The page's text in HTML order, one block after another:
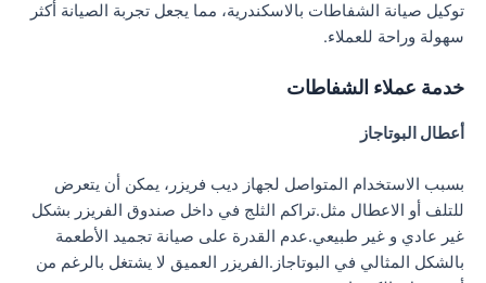
توكيل صيانة الشفاطات بالاسكندرية، مما يجعل تجربة الصيانة أكثر
سهولة وراحة للعملاء.
خدمة عملاء الشفاطات
أعطال البوتاجاز
بسبب الاستخدام المتواصل لجهاز ديب فريزر، يمكن أن يتعرض
للتلف أو الاعطال مثل.تراكم الثلج في داخل صندوق الفريزر بشكل
غير عادي و غير طبيعي.عدم القدرة على صيانة تجميد الأطعمة
بالشكل المثالي في البوتاجاز.الفريزر العميق لا يشتغل بالرغم من